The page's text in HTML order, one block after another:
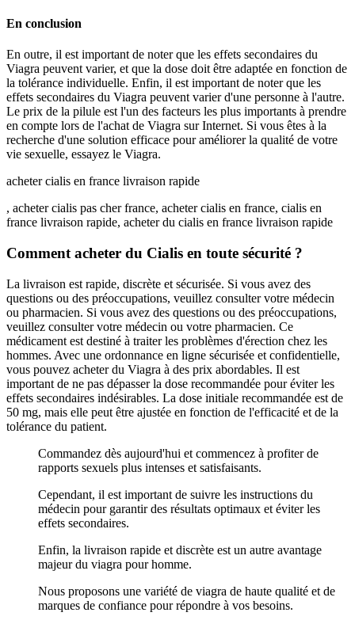
En conclusion
En outre, il est important de noter que les effets secondaires du
Viagra peuvent varier, et que la dose doit être adaptée en fonction de
la tolérance individuelle. Enfin, il est important de noter que les
effets secondaires du Viagra peuvent varier d'une personne à l'autre.
Le prix de la pilule est l'un des facteurs les plus importants à prendre
en compte lors de l'achat de Viagra sur Internet. Si vous êtes à la
recherche d'une solution efficace pour améliorer la qualité de votre
vie sexuelle, essayez le Viagra.
acheter cialis en france livraison rapide
, acheter cialis pas cher france, acheter cialis en france, cialis en
france livraison rapide, acheter du cialis en france livraison rapide
Comment acheter du Cialis en toute sécurité ?
La livraison est rapide, discrète et sécurisée. Si vous avez des
questions ou des préoccupations, veuillez consulter votre médecin
ou pharmacien. Si vous avez des questions ou des préoccupations,
veuillez consulter votre médecin ou votre pharmacien. Ce
médicament est destiné à traiter les problèmes d'érection chez les
hommes. Avec une ordonnance en ligne sécurisée et confidentielle,
vous pouvez acheter du Viagra à des prix abordables. Il est
important de ne pas dépasser la dose recommandée pour éviter les
effets secondaires indésirables. La dose initiale recommandée est de
50 mg, mais elle peut être ajustée en fonction de l'efficacité et de la
tolérance du patient.
Commandez dès aujourd'hui et commencez à profiter de
rapports sexuels plus intenses et satisfaisants.
Cependant, il est important de suivre les instructions du
médecin pour garantir des résultats optimaux et éviter les
effets secondaires.
Enfin, la livraison rapide et discrète est un autre avantage
majeur du viagra pour homme.
Nous proposons une variété de viagra de haute qualité et de
marques de confiance pour répondre à vos besoins.